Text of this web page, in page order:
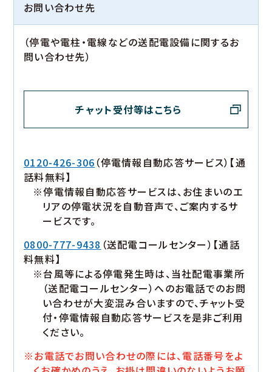
お問い合わせ先
（停電や電柱・電線などの送配電設備に関するお
問い合わせ先）
チャット受付等はこちら
0120-426-306 （停電情報自動応答サービス）【通
話料無料】
※停電情報自動応答サービスは、お住まいのエ
リアの停電状況を自動音声で、ご案内するサ
ービスです。
0800-777-9438 （送配電コールセンター）【通話
料無料】
※台風等による停電発生時は、当社配電事業所
（送配電コールセンター）へのお電話でのお問
い合わせが大変混み合いますので、チャット受
付・停電情報自動応答サービスを是非ご利用
ください。
※お電話でお問い合わせの際には、電話番号をよ